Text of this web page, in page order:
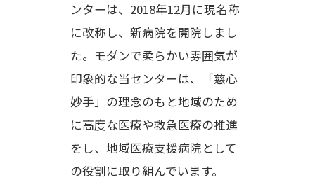
ンターは、2018年12月に現名称
に改称し、新病院を開院しまし
た。モダンで柔らかい雰囲気が
印象的な当センターは、「慈心
妙手」の理念のもと地域のため
に高度な医療や救急医療の推進
をし、地域医療支援病院として
の役割に取り組んでいます。